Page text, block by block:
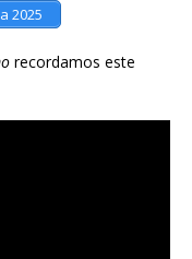
2025
recordamos este